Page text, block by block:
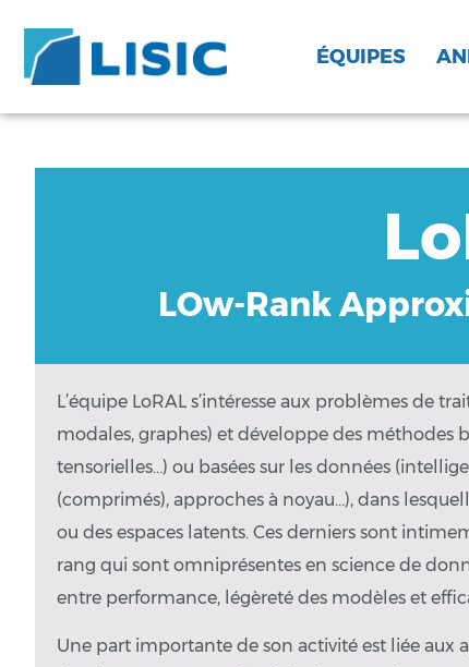
ÉQUIPES
LOw-Rank
LOw-Rank
L’équipe LoRAL s’intéresse aux problèmes de
modales, graphes) et développe des méthodes
tensorielles…) ou basées sur les données
(comprimés), approches à noyau…), dans
ou des espaces latents. Ces derniers sont
rang qui sont omniprésentes en science de
entre performance, légèreté des modèles et
Une part importante de son activité est liée aux